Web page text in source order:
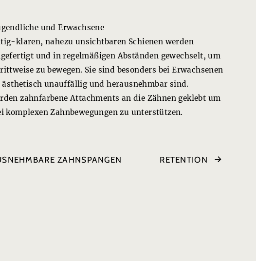
und Erwachsene
klaren, nahezu unsichtbaren Schienen werden
und in regelmäßigen Abständen gewechselt, um
zu bewegen. Sie sind besonders bei Erwachsenen
ästhetisch unauffällig und herausnehmbar sind.
zahnfarbene Attachments an die Zähnen geklebt um
komplexen Zahnbewegungen zu unterstützen.
RETENTION
ZAHNSPANGEN